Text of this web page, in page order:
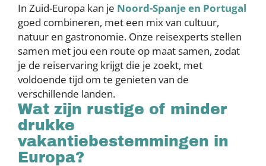
In Zuid-Europa kan je Noord-Spanje en Portugal
goed combineren, met een mix van cultuur,
natuur en gastronomie. Onze reisexperts stellen
samen met jou een route op maat samen, zodat
je de reiservaring krijgt die je zoekt, met
voldoende tijd om te genieten van de
verschillende landen.
Wat zijn rustige of minder
drukke
vakantiebestemmingen in
Europa?